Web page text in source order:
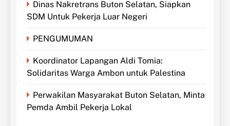
Dinas Nakretrans Buton Selatan, Siapkan
SDM Untuk Pekerja Luar Negeri
PENGUMUMAN
Koordinator Lapangan Aldi Tomia:
Solidaritas Warga Ambon untuk Palestina
Perwakilan Masyarakat Buton Selatan, Minta
Pemda Ambil Pekerja Lokal